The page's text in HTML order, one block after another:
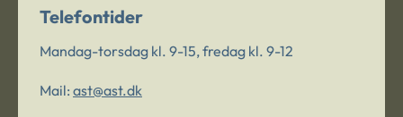
Telefontider
Mandag-torsdag kl. 9-15, fredag kl. 9-12
Mail: ast@ast.dk